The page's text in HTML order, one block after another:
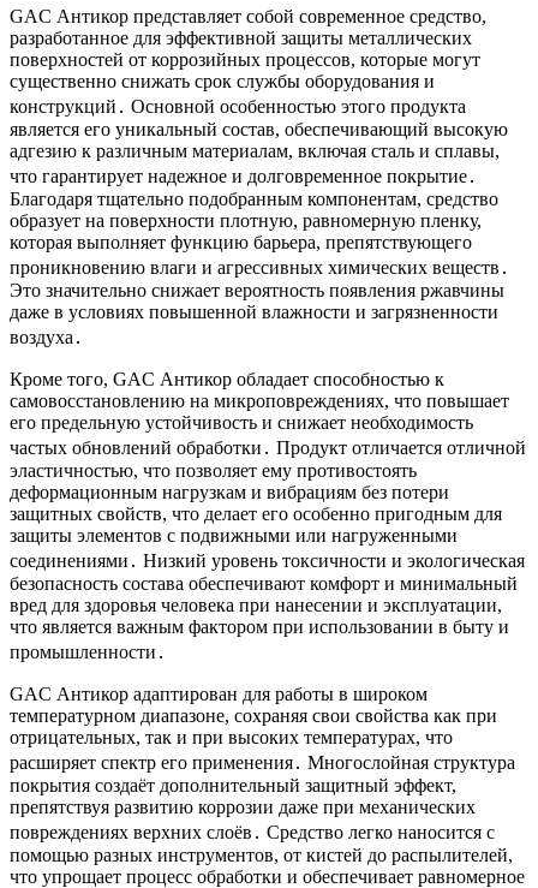
GAC Антикор представляет собой современное средство,
разработанное для эффективной защиты металлических
поверхностей от коррозийных процессов, которые могут
существенно снижать срок службы оборудования и
конструкций․ Основной особенностью этого продукта
является его уникальный состав, обеспечивающий высокую
адгезию к различным материалам, включая сталь и сплавы,
что гарантирует надежное и долговременное покрытие․
Благодаря тщательно подобранным компонентам, средство
образует на поверхности плотную, равномерную пленку,
которая выполняет функцию барьера, препятствующего
проникновению влаги и агрессивных химических веществ․
Это значительно снижает вероятность появления ржавчины
даже в условиях повышенной влажности и загрязненности
воздуха․
Кроме того, GAC Антикор обладает способностью к
самовосстановлению на микроповреждениях, что повышает
его предельную устойчивость и снижает необходимость
частых обновлений обработки․ Продукт отличается отличной
эластичностью, что позволяет ему противостоять
деформационным нагрузкам и вибрациям без потери
защитных свойств, что делает его особенно пригодным для
защиты элементов с подвижными или нагруженными
соединениями․ Низкий уровень токсичности и экологическая
безопасность состава обеспечивают комфорт и минимальный
вред для здоровья человека при нанесении и эксплуатации,
что является важным фактором при использовании в быту и
промышленности․
GAC Антикор адаптирован для работы в широком
температурном диапазоне, сохраняя свои свойства как при
отрицательных, так и при высоких температурах, что
расширяет спектр его применения․ Многослойная структура
покрытия создаёт дополнительный защитный эффект,
препятствуя развитию коррозии даже при механических
повреждениях верхних слоёв․ Средство легко наносится с
помощью разных инструментов, от кистей до распылителей,
что упрощает процесс обработки и обеспечивает равномерное